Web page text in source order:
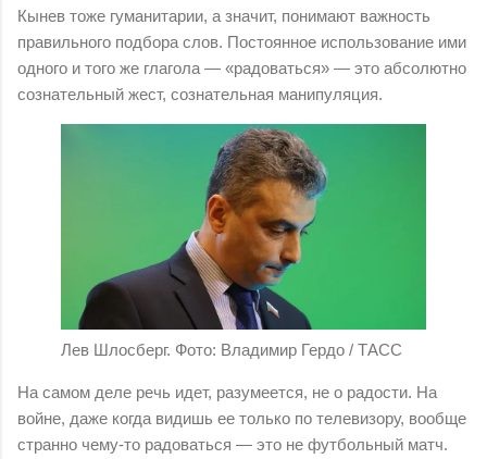
Кынев тоже гуманитарии, а значит, понимают важность
правильного подбора слов. Постоянное использование ими
одного и того же глагола — «радоваться» — это абсолютно
сознательный жест, сознательная манипуляция.
Лев Шлосберг. Фото: Владимир Гердо / ТАСС
На самом деле речь идет, разумеется, не о радости. На
войне, даже когда видишь ее только по телевизору, вообще
странно чему-то радоваться — это не футбольный матч.